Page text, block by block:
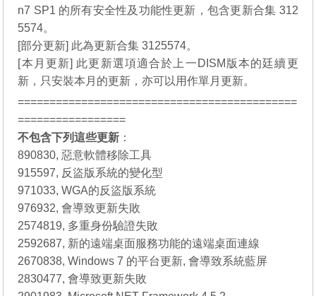
n7 SP1 的所有安全性及功能性更新，包含更新合集 312
5574。
[部分更新] 此為更新合集 3125574。
[本月更新] 此更新選項適合於上一DISM版本的廷續更
新，只安裝本月的更新，亦可以用作單月更新。
============================================
=================
不包含下列這些更新 ：
890830, 惡意軟體移除工具
915597, 反盜版系統的變化型
971033, WGA的反盜版系統
976932, 會導致更新失敗
2574819, 多重身份驗證失敗
2592687, 新的遠端桌面服務功能的遠端桌面連線
2670838, Windows 7 的平台更新, 會導致系統藍屏
2830477, 會導致更新失敗